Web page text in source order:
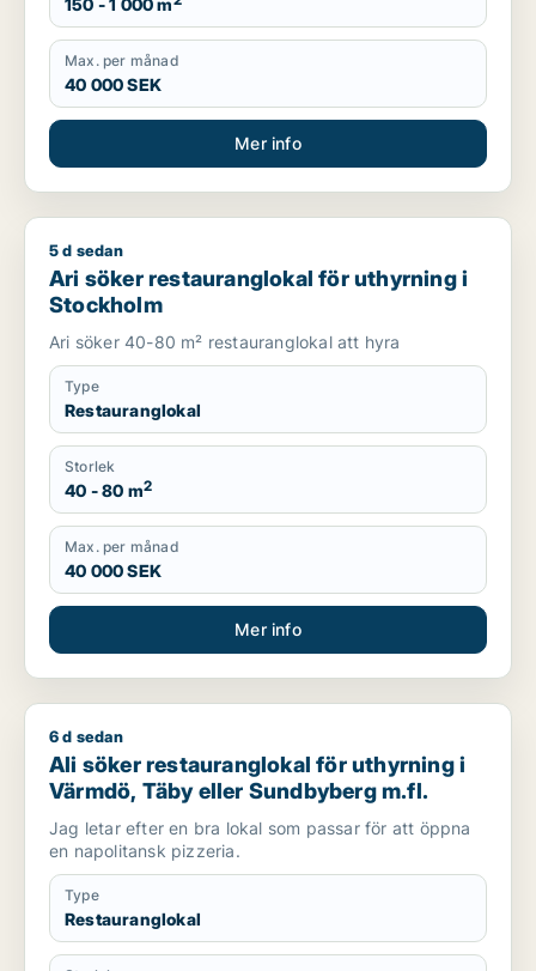
150 - 1 000 m
Max. per månad
40 000 SEK
Mer info
Ari söker restauranglokal för uthyrning i Stockholm
5 d sedan
Ari söker restauranglokal för uthyrning i
Stockholm
Ari söker 40-80 m² restauranglokal att hyra
Type
Restauranglokal
Storlek
40 - 80 m2
Max. per månad
40 000 SEK
Mer info
Ali söker restauranglokal för uthyrning i Värmdö, Täby eller
6 d sedan
Ali söker restauranglokal för uthyrning i
Värmdö, Täby eller Sundbyberg m.fl.
Jag letar efter en bra lokal som passar för att öppna
en napolitansk pizzeria.
Type
Restauranglokal